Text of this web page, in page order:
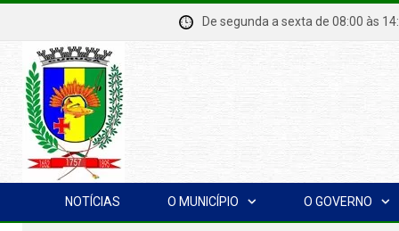
De segunda a sexta de 08:00
NOTÍCIAS O MUNICÍPIO O GOVERNO